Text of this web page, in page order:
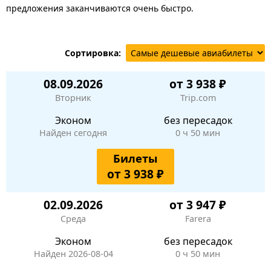
предложения заканчиваются очень быстро.
Сортировка:
08.09.2026
Вторник
от 3 938 ₽
Trip.com
Эконом
Найден сегодня
без пересадок
0 ч 50 мин
Билеты
от 3 938 ₽
02.09.2026
Среда
от 3 947 ₽
Farera
Эконом
Найден 2026-08-04
без пересадок
0 ч 50 мин